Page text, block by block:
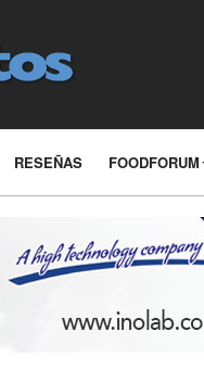
RESEÑAS FOODFORUM